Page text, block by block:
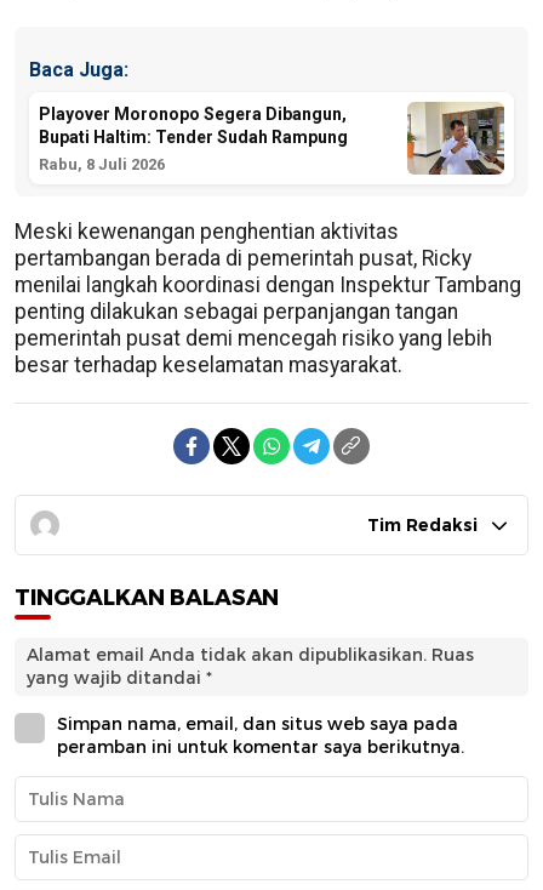
Baca Juga:
Playover Moronopo Segera Dibangun,
Bupati Haltim: Tender Sudah Rampung
Rabu, 8 Juli 2026
Meski kewenangan penghentian aktivitas
pertambangan berada di pemerintah pusat, Ricky
menilai langkah koordinasi dengan Inspektur Tambang
penting dilakukan sebagai perpanjangan tangan
pemerintah pusat demi mencegah risiko yang lebih
besar terhadap keselamatan masyarakat.
Tim Redaksi
TINGGALKAN BALASAN
Alamat email Anda tidak akan dipublikasikan. Ruas
yang wajib ditandai *
Simpan nama, email, dan situs web saya pada
peramban ini untuk komentar saya berikutnya.